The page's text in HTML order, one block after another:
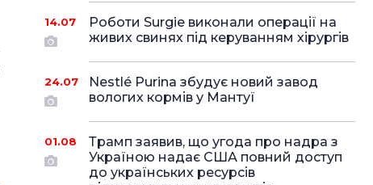
14.07
Роботи Surgie виконали операції на
живих свинях під керуванням хірургів
24.07
Nestlé Purina збудує новий завод
вологих кормів у Мантуї
01.08
Трамп заявив, що угода про надра з
Україною надає США повний доступ
до українських ресурсів